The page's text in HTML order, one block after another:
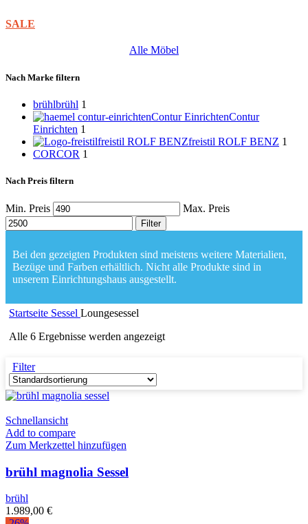
SALE
Alle Möbel
Nach Marke filtern
brühlbrühl 1
Contur EinrichtenContur
Einrichten 1
freistil ROLF BENZfreistil ROLF BENZ 1
CORCOR 1
Nach Preis filtern
Min. Preis Max. Preis
Filter
Bei den gezeigten Produkten sind meistens weitere Materialien,
Bezüge und Farben erhältlich. Nicht alle Produkte sind in
unserem Einrichtungshaus ausgestellt.
Startseite Sessel Loungesessel
Alle 6 Ergebnisse werden angezeigt
Filter
Schnellansicht
Add to compare
Zum Merkzettel hinzufügen
brühl magnolia Sessel
brühl
1.989,00 €